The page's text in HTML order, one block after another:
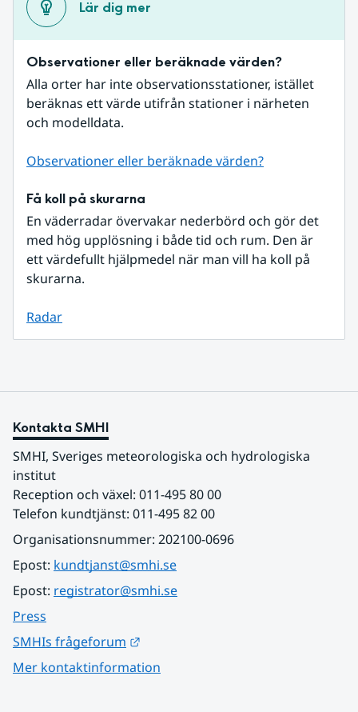
Lär dig mer
Observationer eller beräknade värden?
Alla orter har inte observationsstationer, istället
beräknas ett värde utifrån stationer i närheten
och modelldata.
Observationer eller beräknade värden?
Få koll på skurarna
En väderradar övervakar nederbörd och gör det
med hög upplösning i både tid och rum. Den är
ett värdefullt hjälpmedel när man vill ha koll på
skurarna.
Radar
Kontakta SMHI
SMHI, Sveriges meteorologiska och hydrologiska
institut
Reception och växel: 011-495 80 00
Telefon kundtjänst: 011-495 82 00
Organisationsnummer: 202100-0696
Epost: kundtjanst@smhi.se
Epost: registrator@smhi.se
Press
SMHIs frågeforum
Mer kontaktinformation